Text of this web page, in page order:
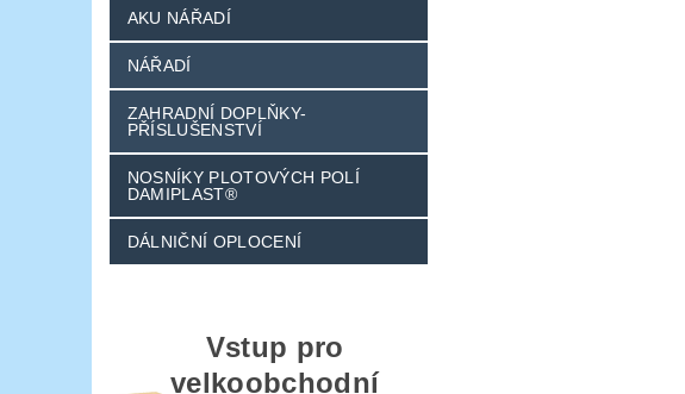
AKU NÁŘADÍ
NÁŘADÍ
ZAHRADNÍ DOPLŇKY-
PŘÍSLUŠENSTVÍ
NOSNÍKY PLOTOVÝCH POLÍ
DAMIPLAST®
DÁLNIČNÍ OPLOCENÍ
Vstup pro
velkoobchodní